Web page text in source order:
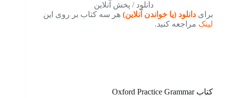
دانلود / پخش آنلاین
برای دانلود (یا خواندن آنلاین) هر سه کتاب بر روی این
لینک مراجعه کنید.
کتاب Oxford Practice Grammar